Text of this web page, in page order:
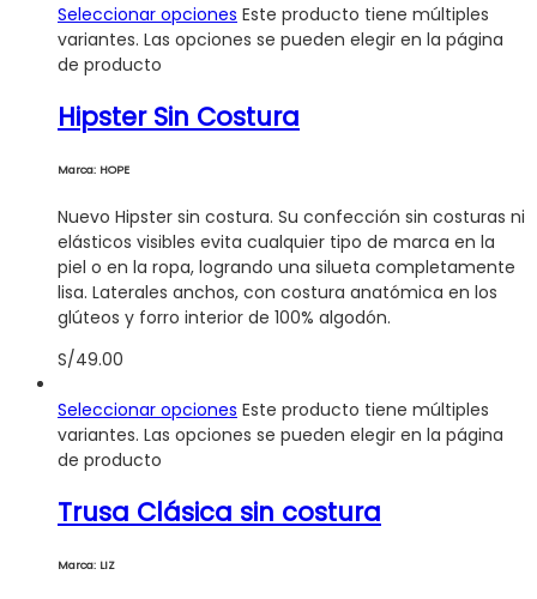
Seleccionar opciones Este producto tiene múltiples
variantes. Las opciones se pueden elegir en la página
de producto
Hipster Sin Costura
Marca: HOPE
Nuevo Hipster sin costura. Su confección sin costuras ni
elásticos visibles evita cualquier tipo de marca en la
piel o en la ropa, logrando una silueta completamente
lisa. Laterales anchos, con costura anatómica en los
glúteos y forro interior de 100% algodón.
S/49.00
Seleccionar opciones Este producto tiene múltiples
variantes. Las opciones se pueden elegir en la página
de producto
Trusa Clásica sin costura
Marca: LIZ